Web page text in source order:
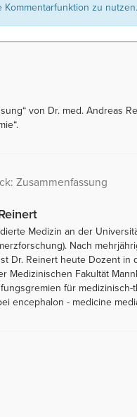
Kommentarfunktion zu nutzen.
von Dr. med. Andreas
Zusammenfassung
Medizin an der
Nach
Dr. Reinert heute Dozent in
Medizinischen Fakultät
für
encephalon - medicine